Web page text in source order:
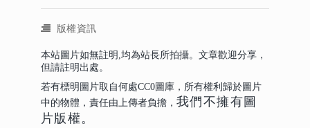
版權資訊
本站圖片如無註明,均為站長所拍攝。文章歡迎分享，
但請註明出處。
若有標明圖片取自何處CC0圖庫，所有權利歸於圖片
中的物體，責任由上傳者負擔， 我們不擁有圖
片版權。